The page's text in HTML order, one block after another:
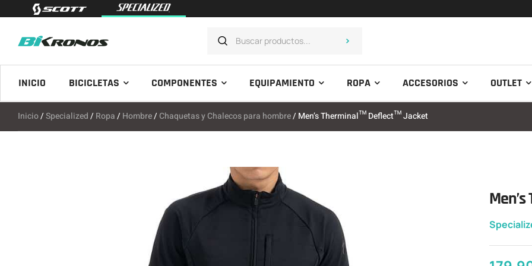
INICIO BICICLETAS COMPONENTES EQUIPAMIENTO ROPA ACCESORIOS OUTLET
Inicio/Specialized/ Ropa/ Hombre/ Chaquetas y Chalecos para hombre/ Men’s Therminal™ Deflect™ Jacket